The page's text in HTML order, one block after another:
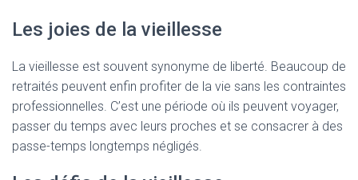
Les joies de la vieillesse
La vieillesse est souvent synonyme de liberté. Beaucoup de
retraités peuvent enfin profiter de la vie sans les contraintes
professionnelles. C’est une période où ils peuvent voyager,
passer du temps avec leurs proches et se consacrer à des
passe-temps longtemps négligés.